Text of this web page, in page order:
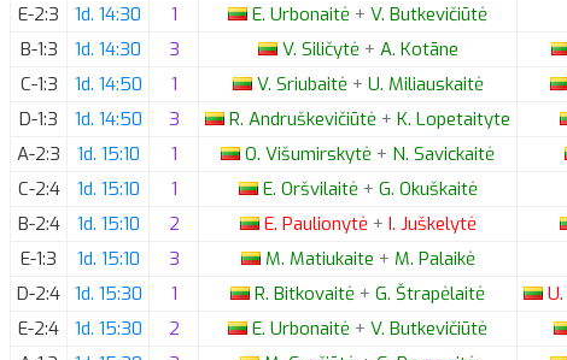
E-2:3
1d. 14:30 1 E. Urbonaitė + V. Butkevičiūtė
B-1:3
1d. 14:30 3 V. Siličytė + A. Kotāne
C-1:3
1d. 14:50 1 V. Sriubaitė + U. Miliauskaitė
D-1:3
1d. 14:50 3 R. Andruškevičiūtė + K. Lopetaityte
A-2:3
1d. 15:10 1 O. Višumirskytė + N. Savickaitė
C-2:4
1d. 15:10 1 E. Oršvilaitė + G. Okuškaitė
B-2:4
1d. 15:10 2 E. Paulionytė + I. Juškelytė
E-1:3
1d. 15:10 3 M. Matiukaite + M. Palaikė
D-2:4 1d. 15:30 1 R. Bitkovaitė + G. Štrapėlaitė U.
E-2:4
1d. 15:30 2 E. Urbonaitė + V. Butkevičiūtė